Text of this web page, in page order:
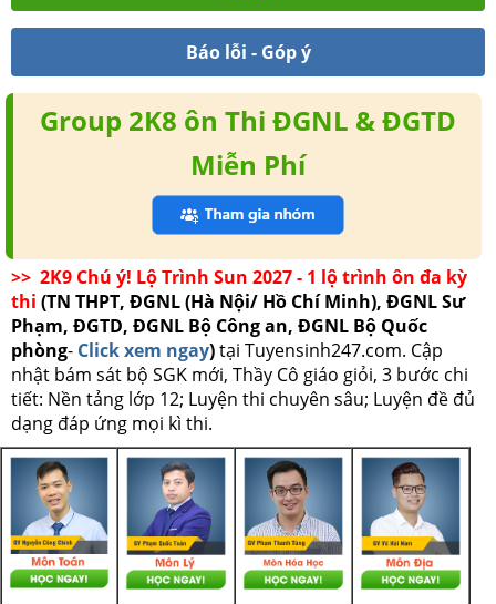
Báo lỗi - Góp ý
Group 2K8 ôn Thi ĐGNL & ĐGTD
Miễn Phí
>> 2K9 Chú ý! Lộ Trình Sun 2027 - 1 lộ trình ôn đa kỳ
thi (TN THPT, ĐGNL (Hà Nội/ Hồ Chí Minh), ĐGNL Sư
Phạm, ĐGTD, ĐGNL Bộ Công an, ĐGNL Bộ Quốc
phòng- Click xem ngay)tại Tuyensinh247.com. Cập
nhật bám sát bộ SGK mới, Thầy Cô giáo giỏi, 3 bước chi
tiết: Nền tảng lớp 12; Luyện thi chuyên sâu; Luyện đề đủ
dạng đáp ứng mọi kì thi.